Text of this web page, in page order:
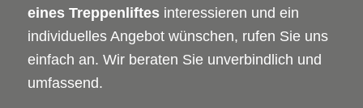
eines Treppenliftesinteressieren und ein
individuelles Angebot wünschen, rufen Sie uns
einfach an. Wir beraten Sie unverbindlich und
umfassend.